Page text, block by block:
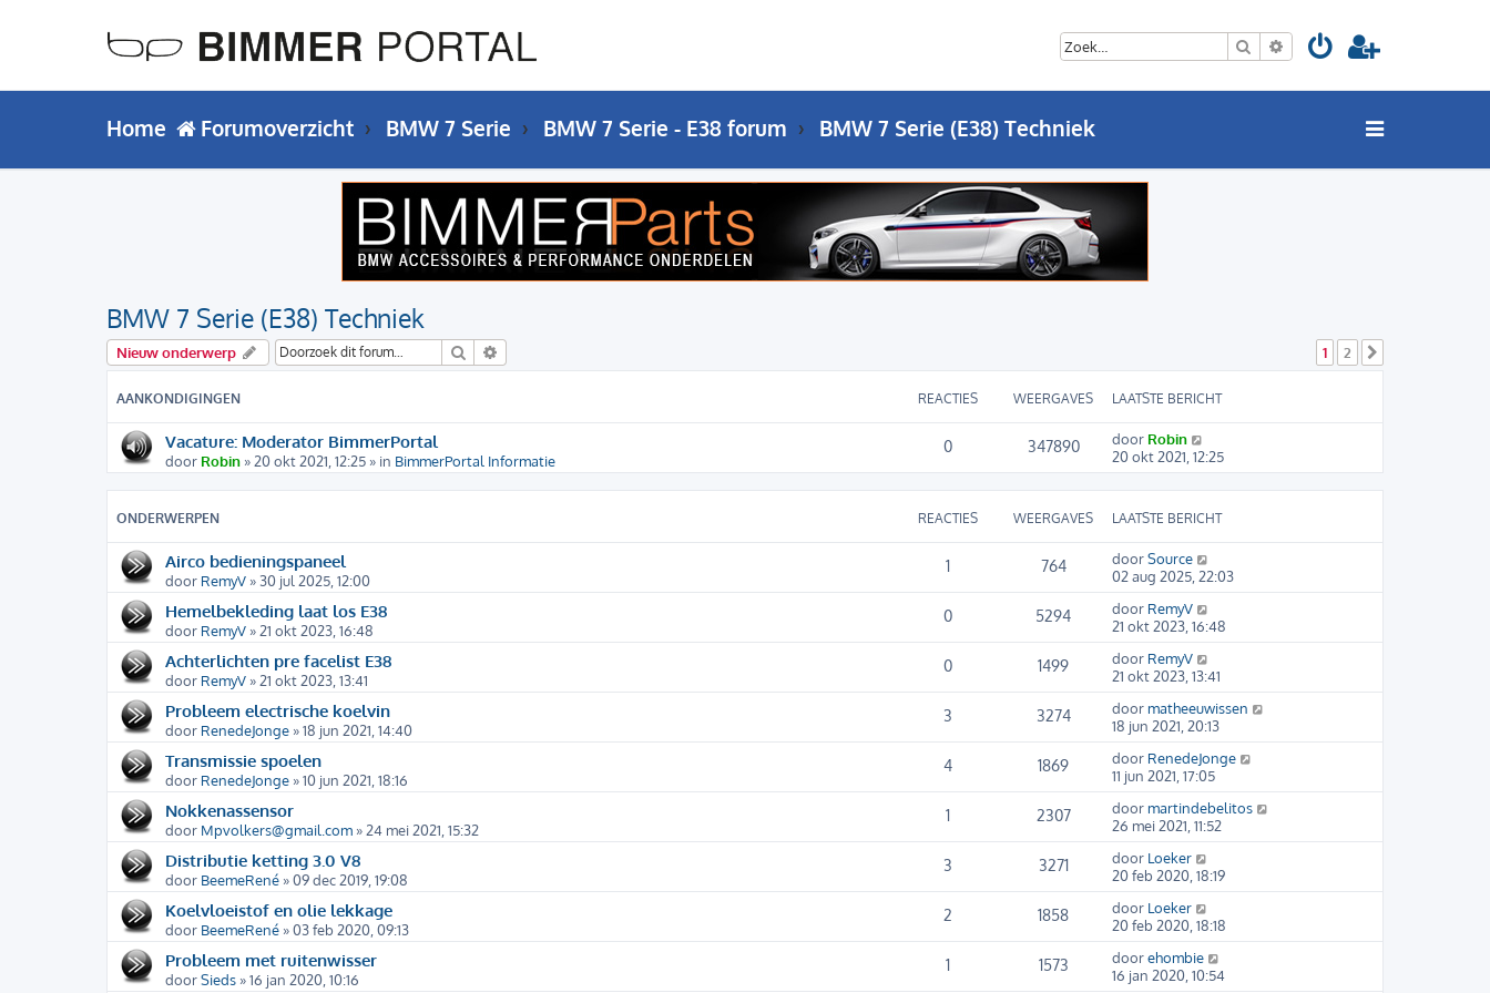
Zoek Uitgebreid zoeken
Home Forumoverzicht BMW 7 Serie BMW 7 Serie - E38 forum BMW 7 Serie (E38) Techniek
BMW 7 Serie (E38) Techniek
Nieuw onderwerp Zoek 1 2
AANKONDIGINGEN REACTIES WEERGAVES LAATSTE BERICHT
Vacature: Moderator BimmerPortal
door Robin » 20 okt 2021, 12:25 » in BimmerPortal Informatie
0 347890 door Robin
20 okt 2021, 12:25
ONDERWERPEN REACTIES WEERGAVES LAATSTE BERICHT
Airco bedieningspaneel
door RemyV » 30 jul 2025, 12:00
1 764 doorSource
02 aug 2025, 22:03
Hemelbekleding laat los E38
door RemyV » 21 okt 2023, 16:48
0 5294 door RemyV
21 okt 2023, 16:48
Achterlichten pre facelist E38
door RemyV » 21 okt 2023, 13:41
0 1499 door RemyV
21 okt 2023, 13:41
Probleem electrische koelvin
door RenedeJonge » 18 jun 2021, 14:40
3 3274 door matheeuwissen
18 jun 2021, 20:13
Transmissie spoelen
door RenedeJonge » 10 jun 2021, 18:16
4 1869 door RenedeJonge
11 jun 2021, 17:05
Nokkenassensor
door Mpvolkers@gmail.com » 24 mei 2021, 15:32
1 2307 door martindebelitos
26 mei 2021, 11:52
Distributie ketting 3.0 V8
door BeemeRené » 09 dec 2019, 19:08
3 3271 door Loeker
20 feb 2020, 18:19
Koelvloeistof en olie lekkage
door BeemeRené » 03 feb 2020, 09:13
2 1858 door Loeker
20 feb 2020, 18:18
Probleem met ruitenwisser
doorSieds » 16 jan 2020, 10:16
1 1573 doorehombie
16 jan 2020, 10:54